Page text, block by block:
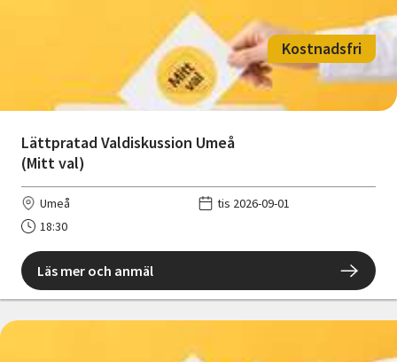
Lättpratad Valdiskussion Umeå
(Mitt val)
Kostnadsfri
Umeå
tis 2026-09-01
18:30
Läs mer och anmäl